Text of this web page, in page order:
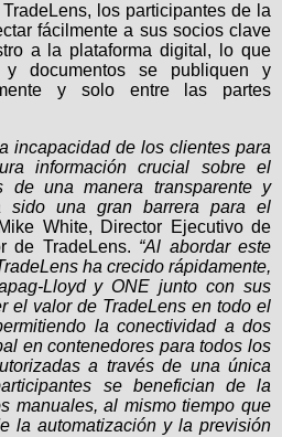
los participantes de la
fácilmente a sus socios clave
a la plataforma digital, lo que
documentos se publiquen y
y solo entre las partes
incapacidad de los clientes para
información crucial sobre el
de una manera transparente y
sido una gran barrera para el
White, Director Ejecutivo de
de TradeLens. “Al abordar este
ha crecido rápidamente,
Lloyd y ONE junto con sus
el valor de TradeLens en todo el
la conectividad a dos
en contenedores para todos los
a través de una única
se benefician de la
manuales, al mismo tiempo que
la automatización y la previsión